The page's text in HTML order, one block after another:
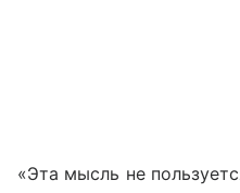
«Эта мысль не